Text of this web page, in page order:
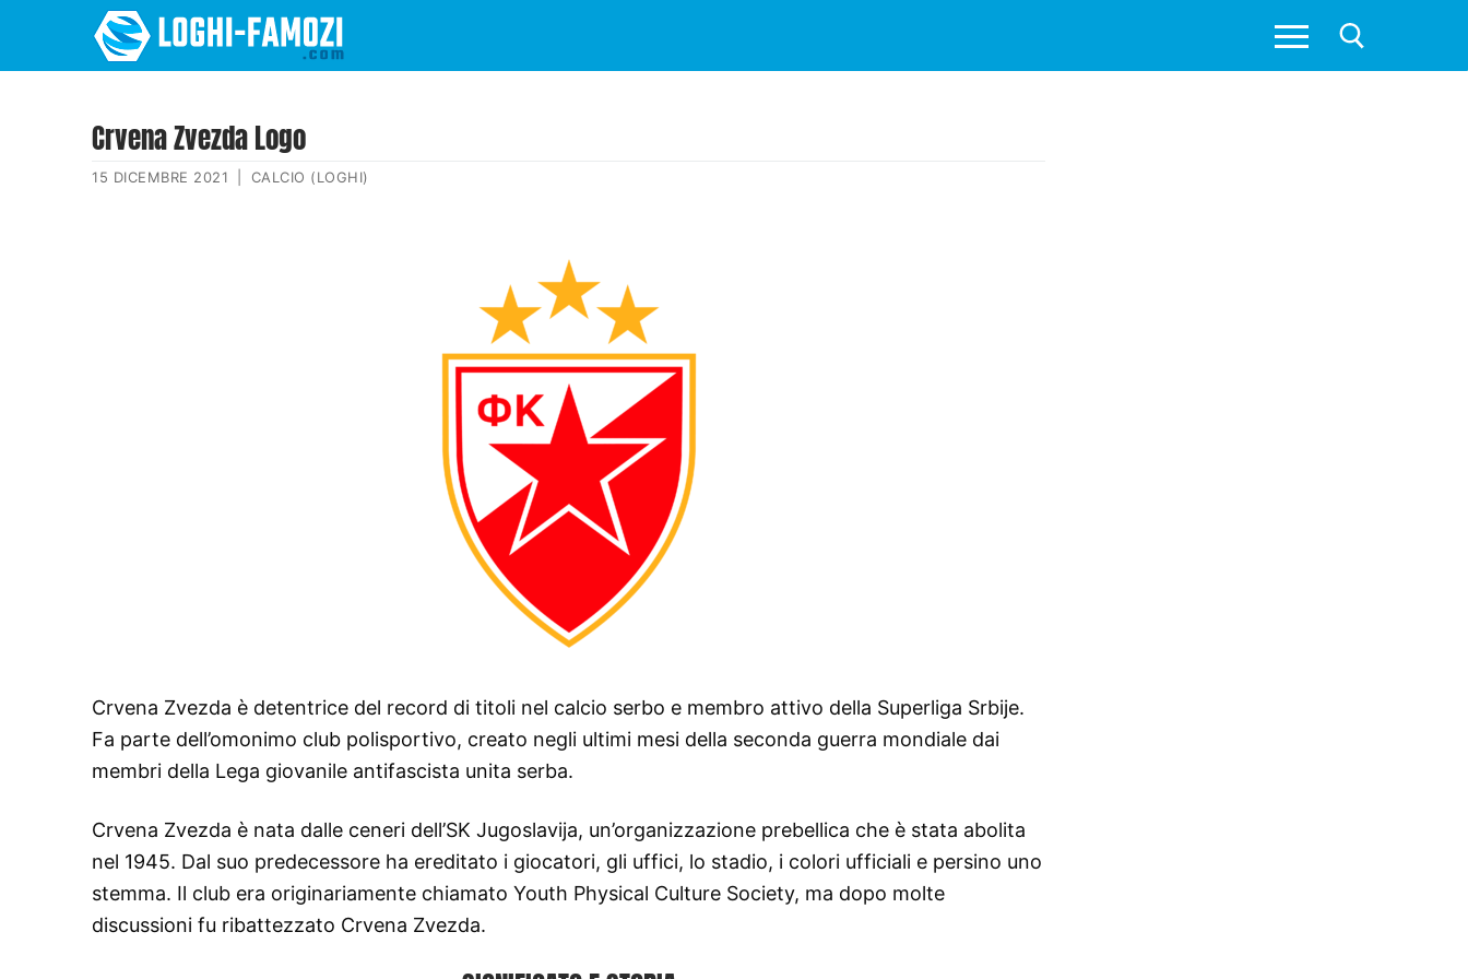
Crvena Zvezda Logo
15 DICEMBRE 2021 CALCIO (LOGHI)
Crvena Zvezda è detentrice del record di titoli nel calcio serbo e membro attivo della Superliga Srbije.
Fa parte dell’omonimo club polisportivo, creato negli ultimi mesi della seconda guerra mondiale dai
membri della Lega giovanile antifascista unita serba.
Crvena Zvezda è nata dalle ceneri dell’SK Jugoslavija, un’organizzazione prebellica che è stata abolita
nel 1945. Dal suo predecessore ha ereditato i giocatori, gli uffici, lo stadio, i colori ufficiali e persino uno
stemma. Il club era originariamente chiamato Youth Physical Culture Society, ma dopo molte
discussioni fu ribattezzato Crvena Zvezda.